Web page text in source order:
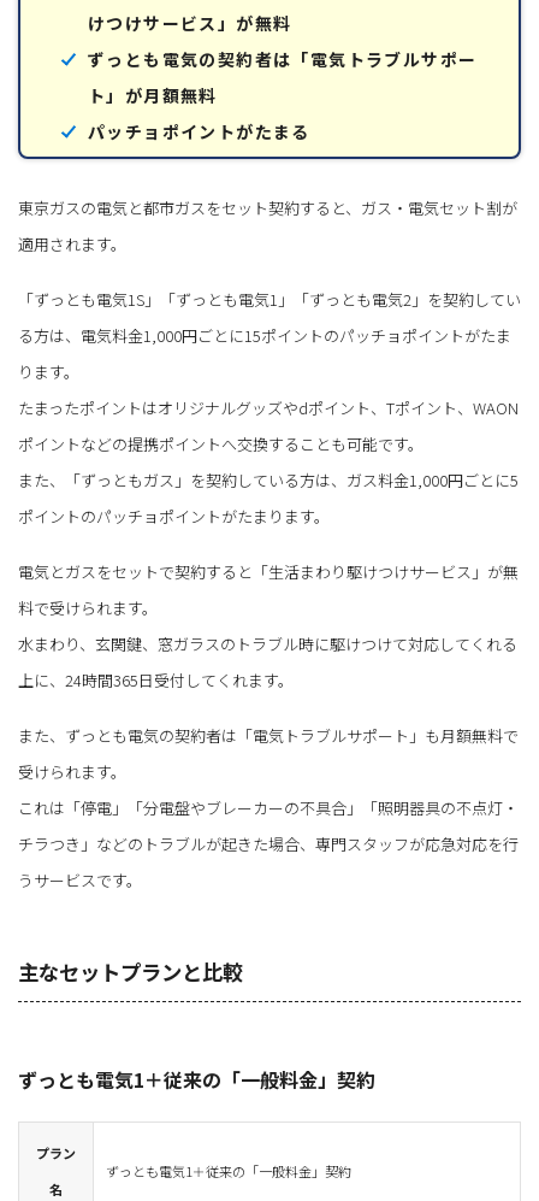
けつけサービス」が無料
ずっとも電気の契約者は「電気トラブルサポー
ト」が月額無料
パッチョポイントがたまる
東京ガスの電気と都市ガスをセット契約すると、ガス・電気セット割が
適用されます。
「ずっとも電気1S」「ずっとも電気1」「ずっとも電気2」を契約してい
る方は、電気料金1,000円ごとに15ポイントのパッチョポイントがたま
ります。
たまったポイントはオリジナルグッズやdポイント、Tポイント、WAON
ポイントなどの提携ポイントへ交換することも可能です。
また、「ずっともガス」を契約している方は、ガス料金1,000円ごとに5
ポイントのパッチョポイントがたまります。
電気とガスをセットで契約すると「生活まわり駆けつけサービス」が無
料で受けられます。
水まわり、玄関鍵、窓ガラスのトラブル時に駆けつけて対応してくれる
上に、24時間365日受付してくれます。
また、ずっとも電気の契約者は「電気トラブルサポート」も月額無料で
受けられます。
これは「停電」「分電盤やブレーカーの不具合」「照明器具の不点灯・
チラつき」などのトラブルが起きた場合、専門スタッフが応急対応を行
うサービスです。
主なセットプランと比較
ずっとも電気1＋従来の「一般料金」契約
プラン
名
ずっとも電気1＋従来の「一般料金」契約